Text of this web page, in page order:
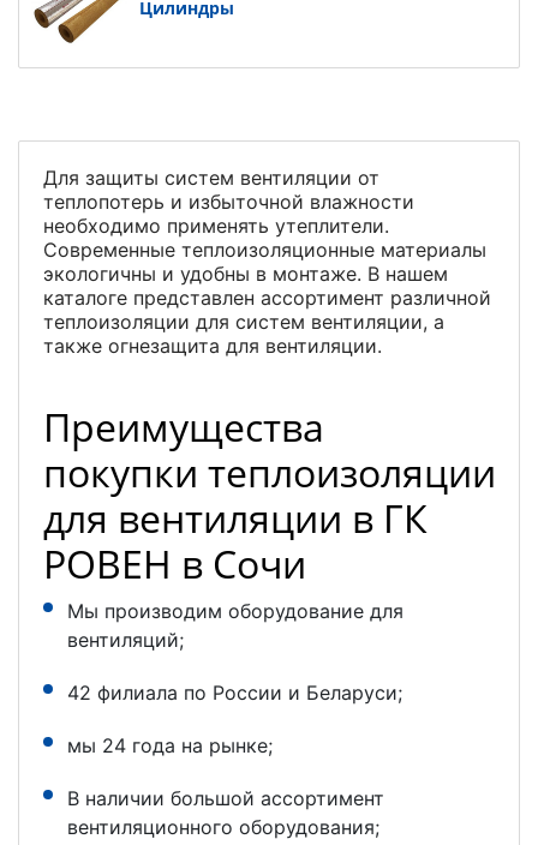
Цилиндры
Для защиты систем вентиляции от
теплопотерь и избыточной влажности
необходимо применять утеплители.
Современные теплоизоляционные материалы
экологичны и удобны в монтаже. В нашем
каталоге представлен ассортимент различной
теплоизоляции для систем вентиляции, а
также огнезащита для вентиляции.
Преимущества
покупки теплоизоляции
для вентиляции в ГК
РОВЕН в Сочи
Мы производим оборудование для
вентиляций;
42 филиала по России и Беларуси;
мы 24 года на рынке;
В наличии большой ассортимент
вентиляционного оборудования;